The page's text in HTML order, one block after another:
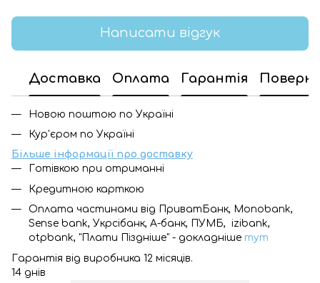
Написати відгук
Доставка Оплата Гарантія
Новою поштою по Україні
Кур'єром по Україні
Більше інформації про доставку
Готівкою при отриманні
Кредитною карткою
Оплата частинами від ПриватБанк, Monobank,
Sense bank, Укрсібанк, А-банк, ПУМБ, izibank,
otpbank, "Плати Піздніше" - докладніше тут
Гарантія від виробника 12 місяців.
14 днів